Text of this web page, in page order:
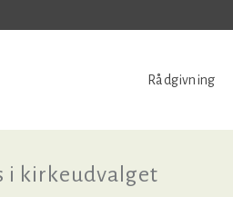
Rådgivning
i kirkeudvalget